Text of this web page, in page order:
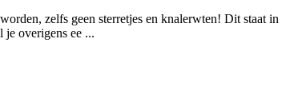
zelfs geen sterretjes en knalerwten! Dit staat in
overigens ee ...